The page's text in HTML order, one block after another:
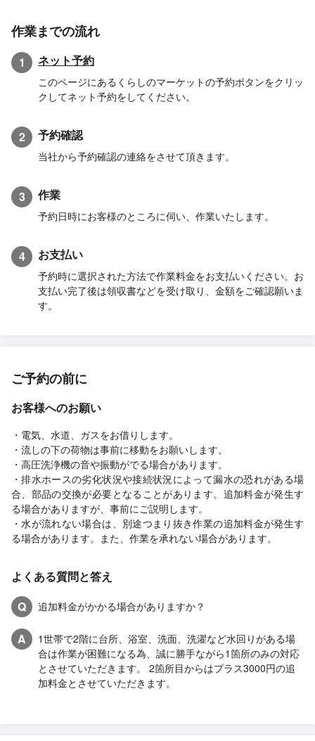
作業までの流れ
1 ネット予約
このページにあるくらしのマーケットの予約ボタンをクリッ
クしてネット予約をしてください。
2 予約確認
当社から予約確認の連絡をさせて頂きます。
3 作業
予約日時にお客様のところに伺い、作業いたします。
4 お支払い
予約時に選択された方法で作業料金をお支払いください。お
支払い完了後は領収書などを受け取り、金額をご確認願いま
す。
ご予約の前に
お客様へのお願い
・電気、水道、ガスをお借りします。
・流しの下の荷物は事前に移動をお願いします。
・高圧洗浄機の音や振動がでる場合があります。
・排水ホースの劣化状況や接続状況によって漏水の恐れがある場
合、部品の交換が必要となることがあります。追加料金が発生す
る場合がありますが、事前にご説明します。
・水が流れない場合は、別途つまり抜き作業の追加料金が発生す
る場合があります。また、作業を承れない場合があります。
よくある質問と答え
Q
追加料金がかかる場合がありますか？
A
1世帯で2階に台所、浴室、洗面、洗濯など水回りがある場
合は作業が困難になる為、誠に勝手ながら1箇所のみの対応
とさせていただきます。 2箇所目からはプラス3000円の追
加料金とさせていただきます。